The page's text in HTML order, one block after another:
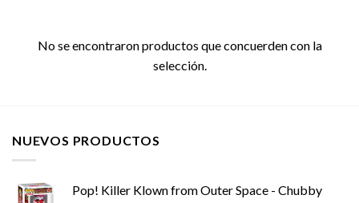
No se encontraron productos que concuerden con la
selección.
NUEVOS PRODUCTOS
Pop! Killer Klown from Outer Space - Chubby